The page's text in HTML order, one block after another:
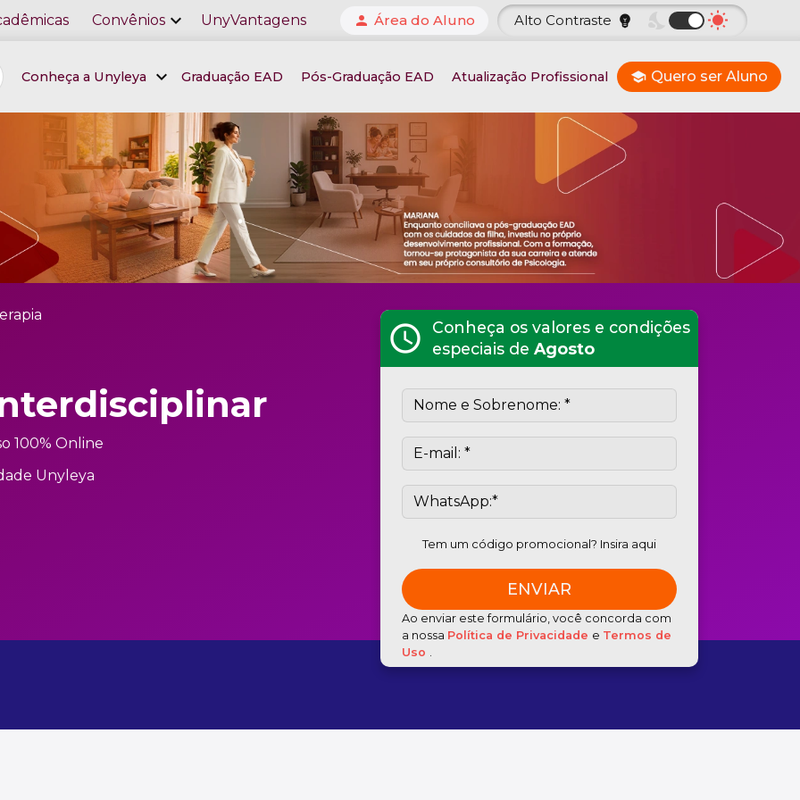
Convênios expand_more UnyVantagens person Área do Aluno Alto Contraste emoji_objects wb_sunny
Conheça a Unyleya expand_more Graduação EAD Pós-Graduação EAD Atualização Profissional school Quero ser Aluno
100% Online
Unyleya
schedule
Conheça os valores e condições
especiais de Agosto
Tem um código promocional? Insira aqui
Ao enviar este formulário, você concorda com
a nossa Política de Privacidade e Termos de
Uso